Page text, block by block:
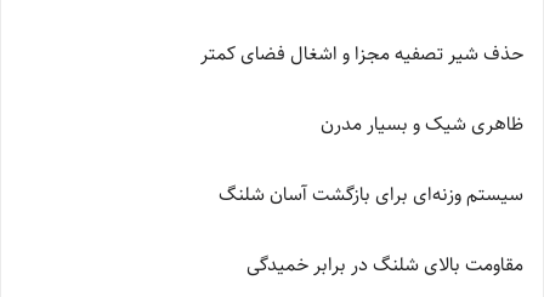
حذف شیر تصفیه مجزا و اشغال فضای کمتر
ظاهری شیک و بسیار مدرن
سیستم وزنه‌ای برای بازگشت آسان شلنگ
مقاومت بالای شلنگ در برابر خمیدگی